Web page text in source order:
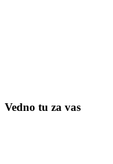
Vedno tu za vas